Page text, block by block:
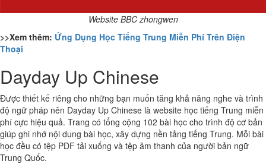
Website BBC zhongwen
>>Xem thêm: Ứng Dụng Học Tiếng Trung Miễn Phí Trên Điện
Thoại
Dayday Up Chinese
Được thiết kế riêng cho những bạn muốn tăng khả năng nghe và trình
độ ngữ pháp nên Dayday Up Chinese là website học tiếng Trung miễn
phí cực hiệu quả. Trang có tổng cộng 102 bài học cho trình độ cơ bản
giúp ghi nhớ nội dung bài học, xây dựng nền tảng tiếng Trung. Mỗi bài
học đều có tệp PDF tải xuống và tệp âm thanh của người bản ngữ
Trung Quốc.